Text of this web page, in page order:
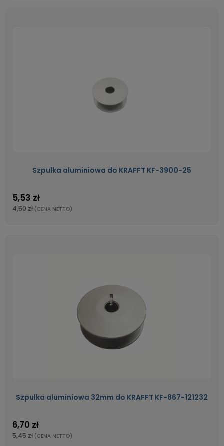
Szpulka aluminiowa do KRAFFT KF-3900-25
5,53 zł
4,50 zł (CENA NETTO)
Szpulka aluminiowa 32mm do KRAFFT KF-867-121232
6,70 zł
5,45 zł (CENA NETTO)